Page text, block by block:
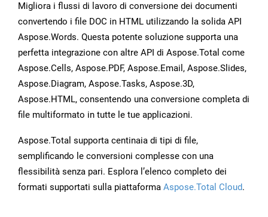
Migliora i flussi di lavoro di conversione dei documenti
convertendo i file DOC in HTML utilizzando la solida API
Aspose.Words. Questa potente soluzione supporta una
perfetta integrazione con altre API di Aspose.Total come
Aspose.Cells, Aspose.PDF, Aspose.Email, Aspose.Slides,
Aspose.Diagram, Aspose.Tasks, Aspose.3D,
Aspose.HTML, consentendo una conversione completa di
file multiformato in tutte le tue applicazioni.
Aspose.Total supporta centinaia di tipi di file,
semplificando le conversioni complesse con una
flessibilità senza pari. Esplora l’elenco completo dei
formati supportati sulla piattaforma Aspose.Total Cloud.